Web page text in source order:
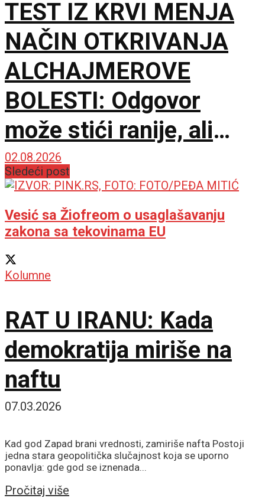
TEST IZ KRVI MENJA
NAČIN OTKRIVANJA
ALCHAJMEROVE
BOLESTI: Odgovor
može stići ranije, ali
terapija još zaostaje
02.08.2026
Sledeći post
Vesić sa Žiofreom o usaglašavanju
zakona sa tekovinama EU
Kolumne
RAT U IRANU: Kada
demokratija miriše na
naftu
07.03.2026
Kad god Zapad brani vrednosti, zamiriše nafta Postoji
jedna stara geopolitička slučajnost koja se uporno
ponavlja: gde god se iznenada...
Pročitaj više